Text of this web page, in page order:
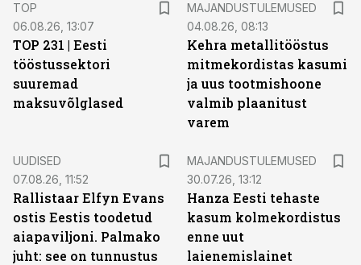
TOP
06.08.26, 13:07
TOP 231 | Eesti
tööstussektori
suuremad
maksuvõlglased
MAJANDUSTULEMUSED
04.08.26, 08:13
Kehra metallitööstus
mitmekordistas kasumi
ja uus tootmishoone
valmib plaanitust
varem
UUDISED
07.08.26, 11:52
Rallistaar Elfyn Evans
ostis Eestis toodetud
aiapaviljoni. Palmako
juht: see on tunnustus
MAJANDUSTULEMUSED
30.07.26, 13:12
Hanza Eesti tehaste
kasum kolmekordistus
enne uut
laienemislainet